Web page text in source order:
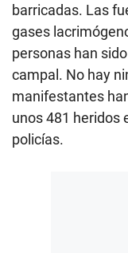
barricadas. Las
gases
personas han
campal. No hay
manifestantes
unos 481 heridos
policías.